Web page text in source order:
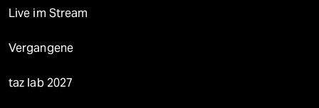
Live im Stream
Vergangene
taz lab 2027